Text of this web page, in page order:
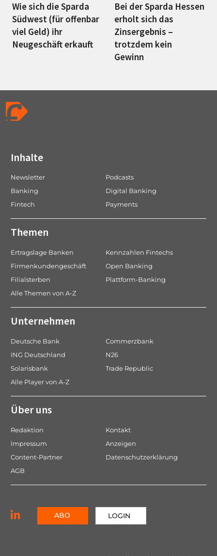
Wie sich die Sparda
Südwest (für offenbar
viel Geld) ihr
Neugeschäft erkauft
Bei der Sparda Hessen
erholt sich das
Zinsergebnis –
trotzdem kein
Gewinn
Inhalte
Newsletter
Podcasts
Banking
Digital Banking
Fintech
Payments
Themen
Ertragslage Banken
Kennzahlen Fintechs
Firmenkundengeschäft
Open Banking
Filialsterben
Plattform-Banking
Alle Themen von A-Z
Unternehmen
Deutsche Bank
Commerzbank
ING Deutschland
N26
Solarisbank
Trade Republic
Alle Player von A-Z
Über uns
Redaktion
Kontakt
Impressum
Anzeigen
Content-Partner
Datenschutzerklärung
AGB
ABO LOGIN